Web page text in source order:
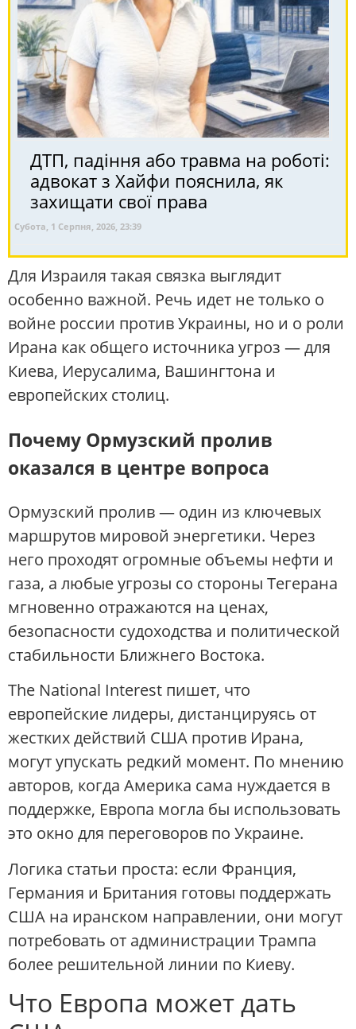
ДТП, падіння або травма на роботі:
адвокат з Хайфи пояснила, як
захищати свої права
Субота, 1 Серпня, 2026, 23:39
Для Израиля такая связка выглядит
особенно важной. Речь идет не только о
войне россии против Украины, но и о роли
Ирана как общего источника угроз — для
Киева, Иерусалима, Вашингтона и
европейских столиц.
Почему Ормузский пролив
оказался в центре вопроса
Ормузский пролив — один из ключевых
маршрутов мировой энергетики. Через
него проходят огромные объемы нефти и
газа, а любые угрозы со стороны Тегерана
мгновенно отражаются на ценах,
безопасности судоходства и политической
стабильности Ближнего Востока.
The National Interest пишет, что
европейские лидеры, дистанцируясь от
жестких действий США против Ирана,
могут упускать редкий момент. По мнению
авторов, когда Америка сама нуждается в
поддержке, Европа могла бы использовать
это окно для переговоров по Украине.
Логика статьи проста: если Франция,
Германия и Британия готовы поддержать
США на иранском направлении, они могут
потребовать от администрации Трампа
более решительной линии по Киеву.
Что Европа может дать